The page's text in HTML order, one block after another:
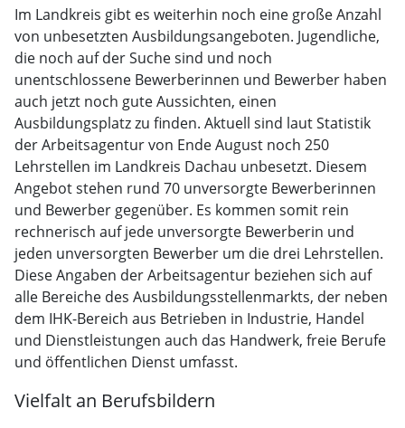
Im Landkreis gibt es weiterhin noch eine große Anzahl
von unbesetzten Ausbildungsangeboten. Jugendliche,
die noch auf der Suche sind und noch
unentschlossene Bewerberinnen und Bewerber haben
auch jetzt noch gute Aussichten, einen
Ausbildungsplatz zu finden. Aktuell sind laut Statistik
der Arbeitsagentur von Ende August noch 250
Lehrstellen im Landkreis Dachau unbesetzt. Diesem
Angebot stehen rund 70 unversorgte Bewerberinnen
und Bewerber gegenüber. Es kommen somit rein
rechnerisch auf jede unversorgte Bewerberin und
jeden unversorgten Bewerber um die drei Lehrstellen.
Diese Angaben der Arbeitsagentur beziehen sich auf
alle Bereiche des Ausbildungsstellenmarkts, der neben
dem IHK-Bereich aus Betrieben in Industrie, Handel
und Dienstleistungen auch das Handwerk, freie Berufe
und öffentlichen Dienst umfasst.
Vielfalt an Berufsbildern